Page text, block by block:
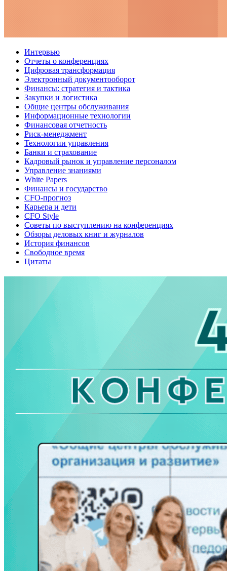
Интервью
Отчеты о конференциях
Цифровая трансформация
Электронный документооборот
Финансы: стратегия и тактика
Закупки и логистика
Общие центры обслуживания
Информационные технологии
Финансовая отчетность
Риск-менеджмент
Технологии управления
Банки и страхование
Кадровый рынок и управление персоналом
Управление знаниями
White Papers
Финансы и государство
CFO-прогноз
Карьера и дети
CFO Style
Советы по выступлению на конференциях
Обзоры деловых книг и журналов
История финансов
Свободное время
Цитаты